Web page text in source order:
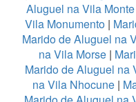
Aluguel na Vila
Vila Monumento|
Marido de Aluguel na
na Vila Morse |
Marido de Aluguel na
na Vila Nhocune|